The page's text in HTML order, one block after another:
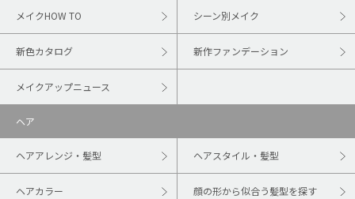
メイクHOW TO シーン別メイク
新色カタログ 新作ファンデーション
メイクアップニュース
ヘア
ヘアアレンジ・髪型 ヘアスタイル・髪型
ヘアカラー 顔の形から似合う髪型を探す